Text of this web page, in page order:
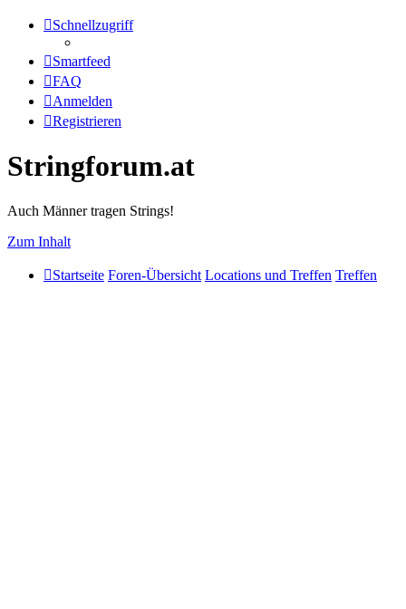
Schnellzugriff
Smartfeed
FAQ
Anmelden
Registrieren
Stringforum.at
Auch Männer tragen Strings!
Zum Inhalt
Startseite Foren-Übersicht Locations und Treffen Treffen